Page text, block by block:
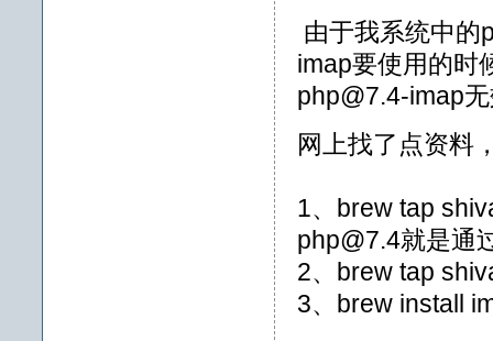
由于我系统中的
imap要使用的时
php@7.4-imap
网上找了点资料
1、
brew tap
php@7.4就是通
2、
brew tap
3、
brew install